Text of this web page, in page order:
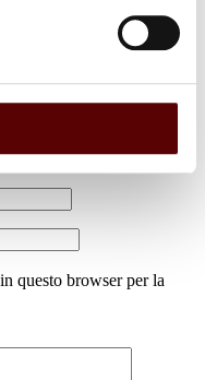
I campi obbligatori sono
questo browser per la